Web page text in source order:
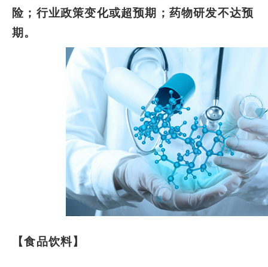
险；行业政策变化或超预期；药物研发不达预
期。
【食品饮料】